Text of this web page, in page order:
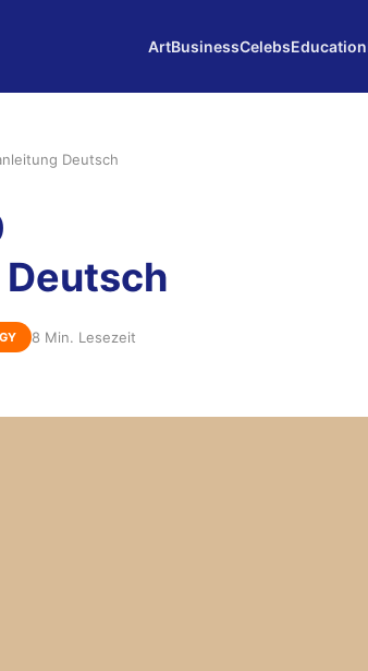
ArtBusinessCelebsEducation
Deutsch
8 Min. Lesezeit